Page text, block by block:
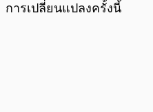
การเปลี่ยนแปลงครั้งนี้